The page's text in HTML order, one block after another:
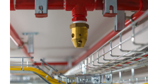
preventivos contra incêndio,
portáteis, e como cada um
1.
A importância
preventivos contra incêndio
Sistemas preventivos são uma